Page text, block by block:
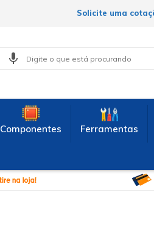
Solicite uma
Componentes Ferramentas